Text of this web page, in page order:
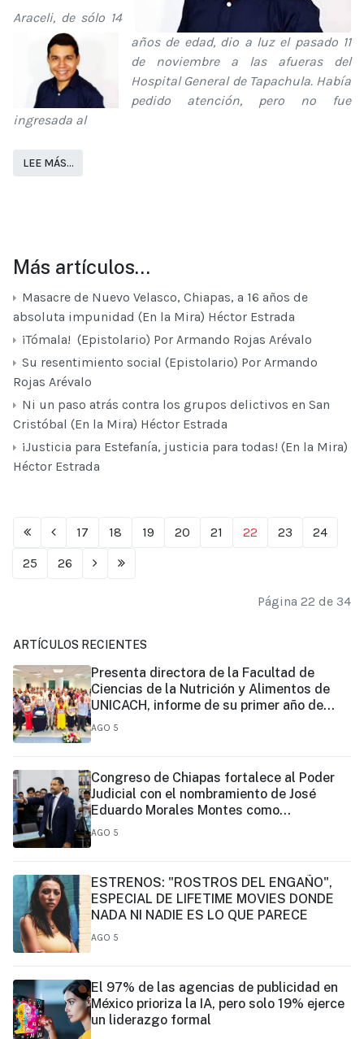
Araceli, de sólo 14
años de edad, dio a luz el pasado 11
de noviembre a las afueras del
Hospital General de Tapachula. Había
pedido atención, pero no fue
ingresada al
LEE MÁS…
Más artículos…
Masacre de Nuevo Velasco, Chiapas, a 16 años de
absoluta impunidad (En la Mira) Héctor Estrada
¡Tómala! (Epistolario) Por Armando Rojas Arévalo
Su resentimiento social (Epistolario) Por Armando
Rojas Arévalo
Ni un paso atrás contra los grupos delictivos en San
Cristóbal (En la Mira) Héctor Estrada
¡Justicia para Estefanía, justicia para todas! (En la Mira)
Héctor Estrada
17 18 19 20 21 22 23
24
25
26
Página 22 de 34
ARTÍCULOS RECIENTES
Presenta directora de la Facultad de
Ciencias de la Nutrición y Alimentos de
UNICACH, informe de su primer año de
gestión
AGO 5
Congreso de Chiapas fortalece al Poder
Judicial con el nombramiento de José
Eduardo Morales Montes como
magistrado
AGO 5
ESTRENOS: "ROSTROS DEL ENGAÑO",
ESPECIAL DE LIFETIME MOVIES DONDE
NADA NI NADIE ES LO QUE PARECE
AGO 5
El 97% de las agencias de publicidad en
México prioriza la IA, pero solo 19% ejerce
un liderazgo formal